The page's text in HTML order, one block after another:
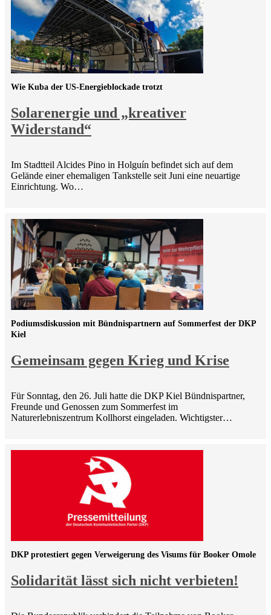
Solarenergie und „kreativer
Widerstand“
Wie Kuba der US-Energieblockade trotzt
Im Stadtteil Alcides Pino in Holguín befindet sich auf dem
Gelände einer ehemaligen Tankstelle seit Juni eine neuartige
Einrichtung. Wo…
Gemeinsam gegen Krieg und Krise
Podiumsdiskussion mit Bündnispartnern auf Sommerfest der DKP
Kiel
Für Sonntag, den 26. Juli hatte die DKP Kiel Bündnispartner,
Freunde und Genossen zum Sommerfest im
Naturerlebniszentrum Kollhorst eingeladen. Wichtigster…
Solidarität lässt sich nicht verbieten!
DKP protestiert gegen Verweigerung des Visums für Booker Omole